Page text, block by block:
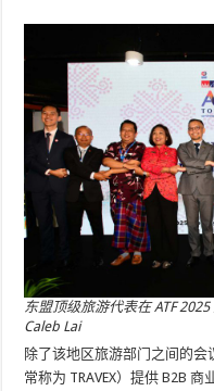
东盟顶级旅游代表在 ATF
Caleb Lai
除了该地区旅游部门之间的
常称为 TRAVEX）提供 B2B